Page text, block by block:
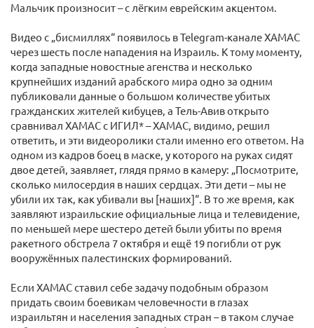
Мальчик произносит – с лёгким еврейским акцентом.
Видео с „бисмиллях“ появилось в Telegram-канале ХАМАС
через шесть после нападения на Израиль. К тому моменту,
когда западные новостные агенства и несколько
крупнейших изданий арабского мира одно за одним
публиковали данные о большом количестве убитых
гражданских жителей кибуцев, а Тель-Авив открыто
сравнивал ХАМАС с ИГИЛ* – ХАМАС, видимо, решил
ответить, и эти видеоролики стали именно его ответом. На
одном из кадров боец в маске, у которого на руках сидят
двое детей, заявляет, глядя прямо в камеру: „Посмотрите,
сколько милосердия в наших сердцах. Эти дети – мы не
убили их так, как убивали вы [наших]“. В то же время, как
заявляют израильские официальные лица и телевидение,
по меньшей мере шестеро детей были убиты по время
ракетного обстрела 7 октября и ещё 19 погибли от рук
вооружённых палестинских формирований.
Если ХАМАС ставил себе задачу подобным образом
придать своим боевикам человечности в глазах
израильтян и населения западных стран – в таком случае